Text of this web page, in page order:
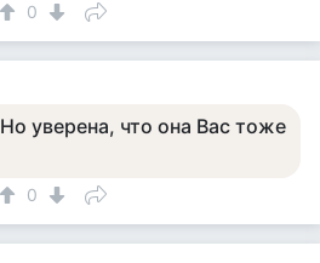
0
Но уверена, что она Вас тоже
0